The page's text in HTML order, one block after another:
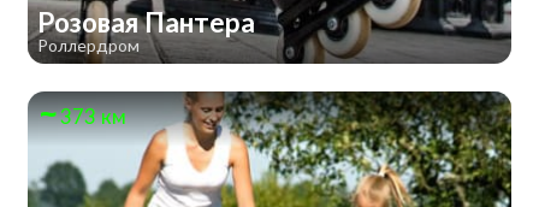
Розовая Пантера
Роллердром
373 км